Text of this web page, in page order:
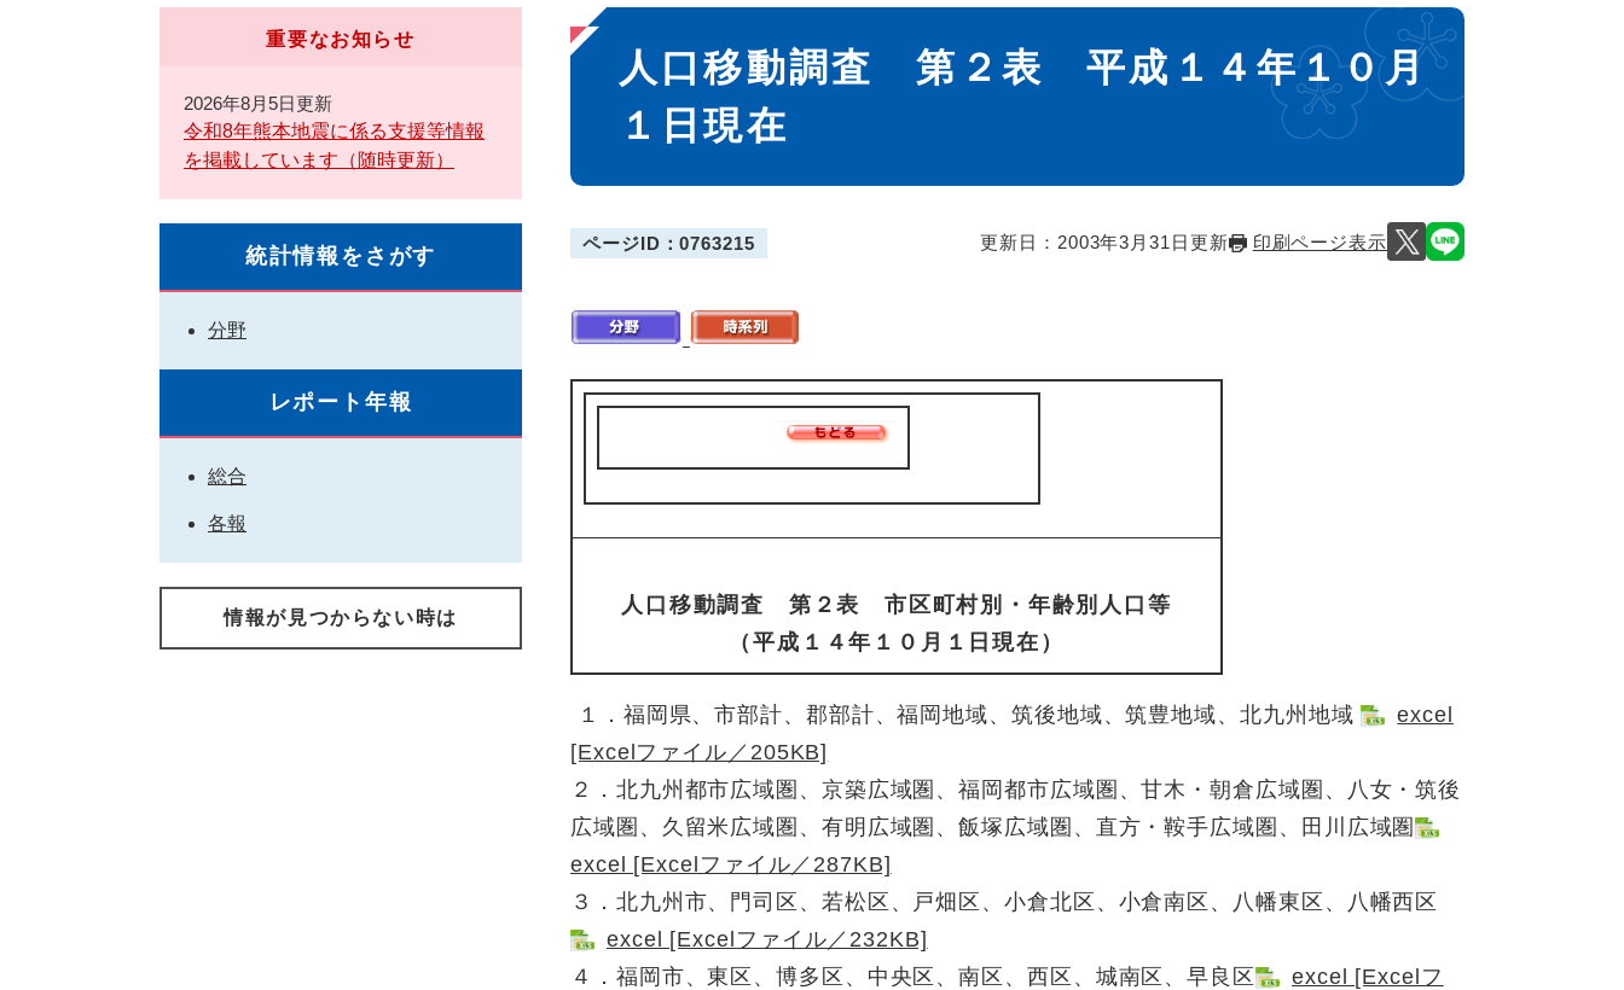
本
文
人口移動調査 第２表 平成１４年１０月
１日現在
ページID：0763215 更新日：2003年3月31日更新 印刷ページ表示
人口移動調査 第２表 市区町村別・年齢別人口等
（平成１４年１０月１日現在）
１．福岡県、市部計、郡部計、福岡地域、筑後地域、筑豊地域、北九州地域
excel
[Excelファイル／205KB]
２．北九州都市広域圏、京築広域圏、福岡都市広域圏、甘木・朝倉広域圏、八女・筑後
広域圏、久留米広域圏、有明広域圏、飯塚広域圏、直方・鞍手広域圏、田川広域圏
excel [Excelファイル／287KB]
３．北九州市、門司区、若松区、戸畑区、小倉北区、小倉南区、八幡東区、八幡西区
excel [Excelファイル／232KB]
４．福岡市、東区、博多区、中央区、南区、西区、城南区、早良区
excel [Excelフ
重要なお知らせ
2026年8月5日更新
令和8年熊本地震に係る支援等情報
を掲載しています（随時更新）
統計情報をさがす
分野
レポート年報
総合
各報
情報が見つからない時は